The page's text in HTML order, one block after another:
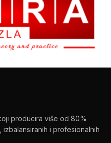
producira više od 80%
i profesionalnih